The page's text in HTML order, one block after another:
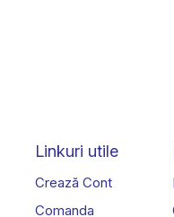
Linkuri utile
Crează Cont
Comanda